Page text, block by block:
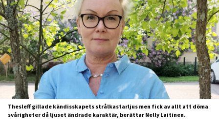
Thesleff gillade kändisskapets strålkastarljus men fick av allt att döma
svårigheter då ljuset ändrade karaktär, berättar Nelly Laitinen.